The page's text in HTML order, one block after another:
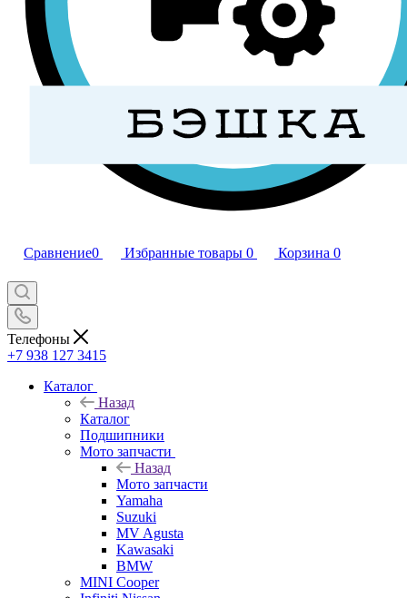
Сравнение0 Избранные товары 0 Корзина 0
Телефоны
+7 938 127 3415
Каталог
Назад
Каталог
Подшипники
Мото запчасти
Назад
Мото запчасти
Yamaha
Suzuki
MV Agusta
Kawasaki
BMW
MINI Cooper